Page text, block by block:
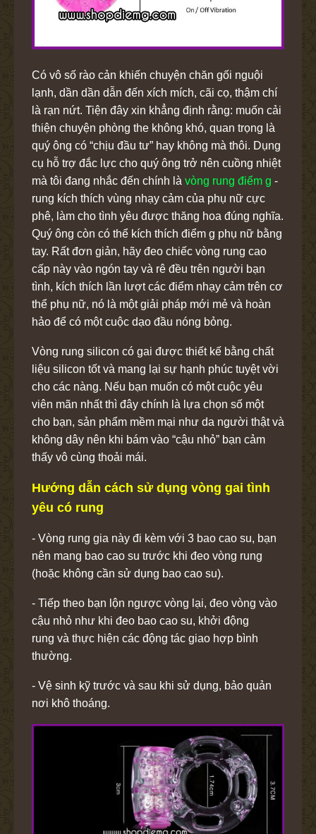
Có vô số rào cản khiến chuyện chăn gối nguội
lạnh, dần dần dẫn đến xích mích, cãi cọ, thậm chí
là rạn nứt. Tiện đây xin khẳng định rằng: muốn cải
thiện chuyện phòng the không khó, quan trọng là
quý ông có “chịu đầu tư” hay không mà thôi. Dụng
cụ hỗ trợ đắc lực cho quý ông trở nên cuồng nhiệt
mà tôi đang nhắc đến chính là vòng rung điểm g -
rung kích thích vùng nhạy cảm của phụ nữ cực
phê, làm cho tình yêu được thăng hoa đúng nghĩa.
Quý ông còn có thể kích thích điểm g phụ nữ bằng
tay. Rất đơn giản, hãy đeo chiếc vòng rung cao
cấp này vào ngón tay và rê đều trên người bạn
tình, kích thích lần lượt các điểm nhạy cảm trên cơ
thể phụ nữ, nó là một giải pháp mới mẻ và hoàn
hảo để có một cuộc dạo đầu nóng bỏng.
Vòng rung silicon có gai được thiết kế bằng chất
liệu silicon tốt và mang lại sự hạnh phúc tuyệt vời
cho các nàng. Nếu bạn muốn có một cuộc yêu
viên mãn nhất thì đây chính là lựa chọn số một
cho bạn, sản phẩm mềm mại như da người thật và
không dây nên khi bám vào “cậu nhỏ” bạn cảm
thấy vô cùng thoải mái.
Hướng dẫn cách sử dụng vòng gai tình
yêu có rung
- Vòng rung gia này đi kèm với 3 bao cao su, bạn
nên mang bao cao su trước khi đeo vòng rung
(hoặc không cần sử dụng bao cao su).
- Tiếp theo bạn lộn ngược vòng lại, đeo vòng vào
cậu nhỏ như khi đeo bao cao su, khởi động
rung và thực hiện các động tác giao hợp bình
thường.
- Vệ sinh kỹ trước và sau khi sử dụng, bảo quản
nơi khô thoáng.